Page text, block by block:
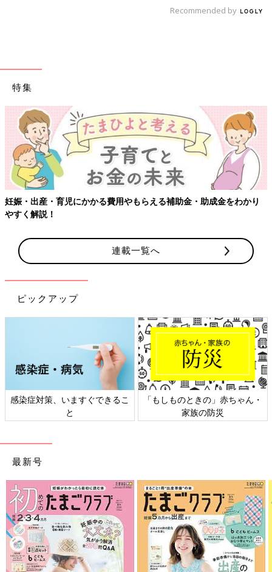
Recommended by
特集
妊娠・出産・育児にかかる費用やもらえる補助金・助成金をわかり
やすく解説！
連載一覧へ
ピックアップ
感染症対策、いますぐできるこ
と
「もしものときの」赤ちゃん・
家族の防災
最新号